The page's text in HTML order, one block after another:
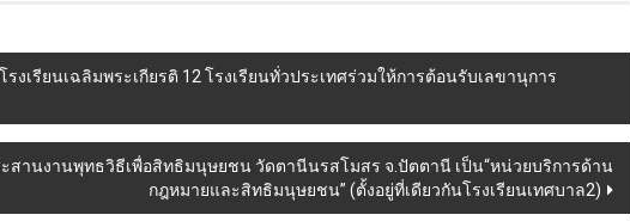
งเรียน​เฉลิมพระเกียรติ​ 12 โรงเรียนทั่วประเทศร่วมให้การต้อนรับ​เลขานุการ​
สานงานพุทธวิธีเพื่อสิทธิมนุษยชน วัดตานีนรสโมสร จ.ปัตตานี เป็น“หน่วยบริการด้าน
กฎหมายและสิทธิมนุษยชน” (ตั้งอยู่ที่เดียวกันโรงเรียนเทศบาล2)